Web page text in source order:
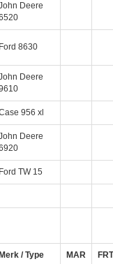
Deere
Ford 8630
Deere
956 xl
Deere
Ford TW 15
Merk / Type MAR FRT